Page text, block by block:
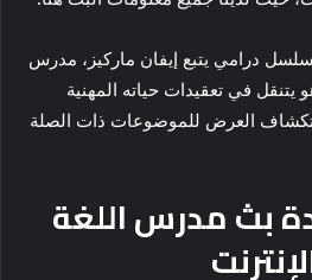
درامي يتبع إيفان ماركيز، مدرس
يتنقل في تعقيدات حياته المهنية
العرض للموضوعات ذات الصلة
بث مدرس اللغة